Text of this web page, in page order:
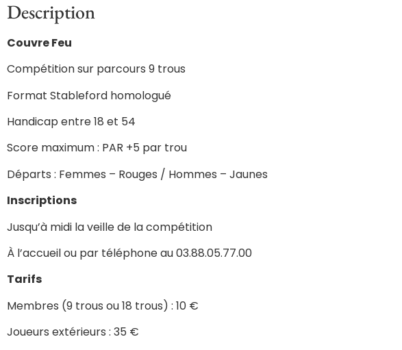
Description
Couvre Feu
Compétition sur parcours 9 trous
Format Stableford homologué
Handicap entre 18 et 54
Score maximum : PAR +5 par trou
Départs : Femmes – Rouges / Hommes – Jaunes
Inscriptions
Jusqu’à midi la veille de la compétition
À l’accueil ou par téléphone au 03.88.05.77.00
Tarifs
Membres (9 trous ou 18 trous) : 10 €
Joueurs extérieurs : 35 €